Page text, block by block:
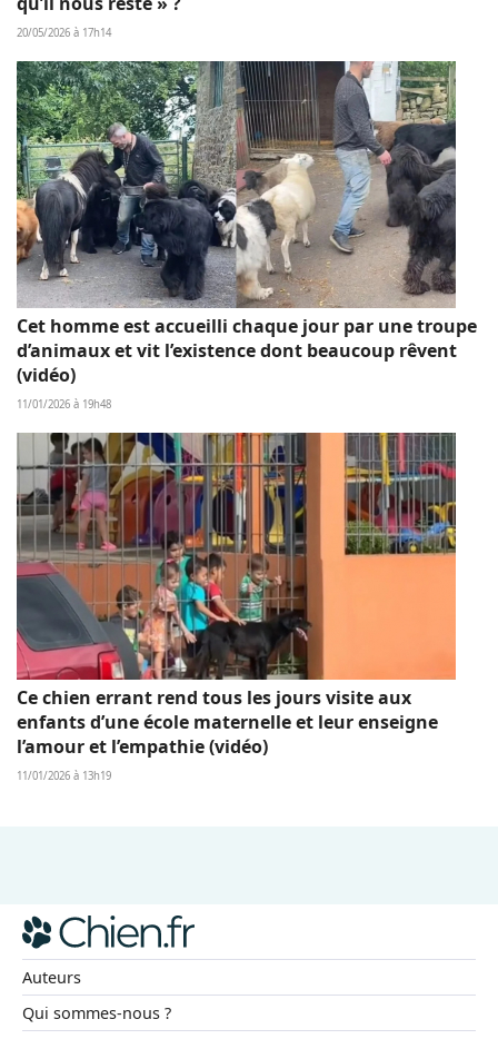
20/05/2026 à 17h14
Cet homme est accueilli chaque jour par une troupe
d’animaux et vit l’existence dont beaucoup rêvent
(vidéo)
11/01/2026 à 19h48
Ce chien errant rend tous les jours visite aux
enfants d’une école maternelle et leur enseigne
l’amour et l’empathie (vidéo)
11/01/2026 à 13h19
Auteurs
Qui sommes-nous ?